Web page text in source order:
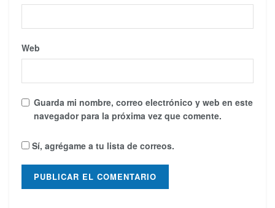
Web
Guarda mi nombre, correo electrónico y web en este
navegador para la próxima vez que comente.
Sí, agrégame a tu lista de correos.